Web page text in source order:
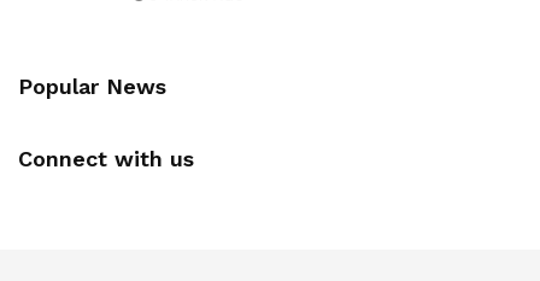
Popular News
Connect with us